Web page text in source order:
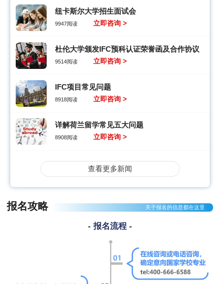
纽卡斯尔大学招生面试会
9947阅读 立即咨询 >
杜伦大学颁发IFC预科认证荣誉函及合作协议
9514阅读 立即咨询 >
IFC项目常见问题
8918阅读 立即咨询 >
详解荷兰留学常见五大问题
8908阅读 立即咨询 >
查看更多新闻
报名攻略 关于报名的信息都在这里
- 报名流程 -